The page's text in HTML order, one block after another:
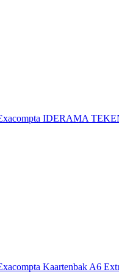
IDERAMA
Kaartenbak A6